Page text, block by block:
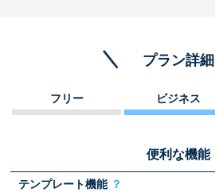
プラン詳細
フリー ビジネス
便利な機能
テンプレート機能 ？